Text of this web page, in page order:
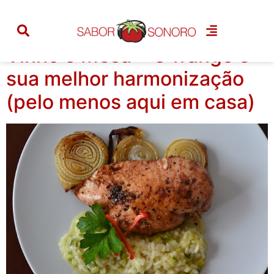
Tag: carne branca
Vinho e Mesa :: O frango e
sua melhor harmonização
(pelo menos aqui em casa)